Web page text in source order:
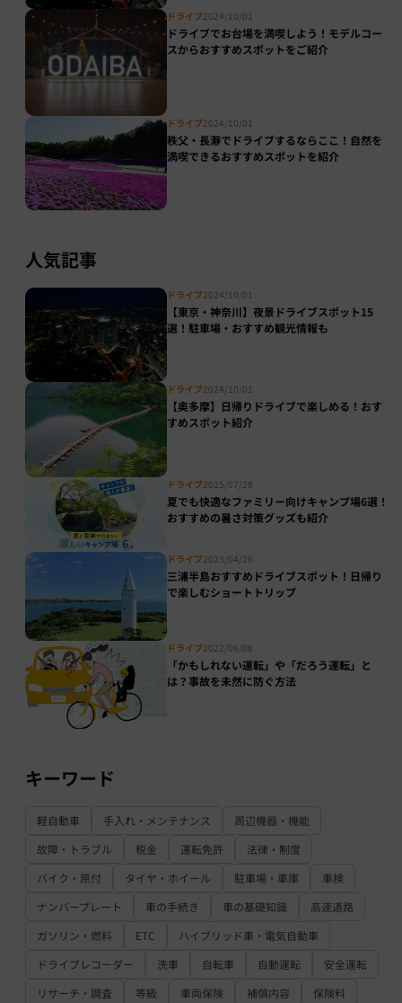
ドライブ2024/10/01
ドライブでお台場を満喫しよう！モデルコー
スからおすすめスポットをご紹介
ドライブ2024/10/01
秩父・長瀞でドライブするならここ！自然を
満喫できるおすすめスポットを紹介
人気記事
ドライブ2024/10/01
【東京・神奈川】夜景ドライブスポット15
選！駐車場・おすすめ観光情報も
ドライブ2024/10/01
【奥多摩】日帰りドライブで楽しめる！おす
すめスポット紹介
ドライブ2025/07/28
夏でも快適なファミリー向けキャンプ場6選！
おすすめの暑さ対策グッズも紹介
ドライブ2023/04/26
三浦半島おすすめドライブスポット！日帰り
で楽しむショートトリップ
ドライブ2022/06/08
「かもしれない運転」や「だろう運転」と
は？事故を未然に防ぐ方法
キーワード
軽自動車 手入れ・メンテナンス
周辺機器・機能
故障・トラブル
税金 運転免許
法律・制度
バイク・原付
タイヤ・ホイール 駐車場・車庫
車検
ナンバープレート
車の手続き 車の基礎知識
高速道路
ガソリン・燃料
ETC
ハイブリッド車・電気自動車
ドライブレコーダー
洗車 自転車 自動運転
安全運転
リサーチ・調査
等級 車両保険 補償内容
保険料